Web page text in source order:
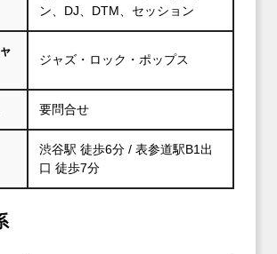
ン、DJ、DTM、セッション
ジャズ・ロック・ポップス
要問合せ
渋谷駅 徒歩6分 / 表参道駅B1出
口 徒歩7分